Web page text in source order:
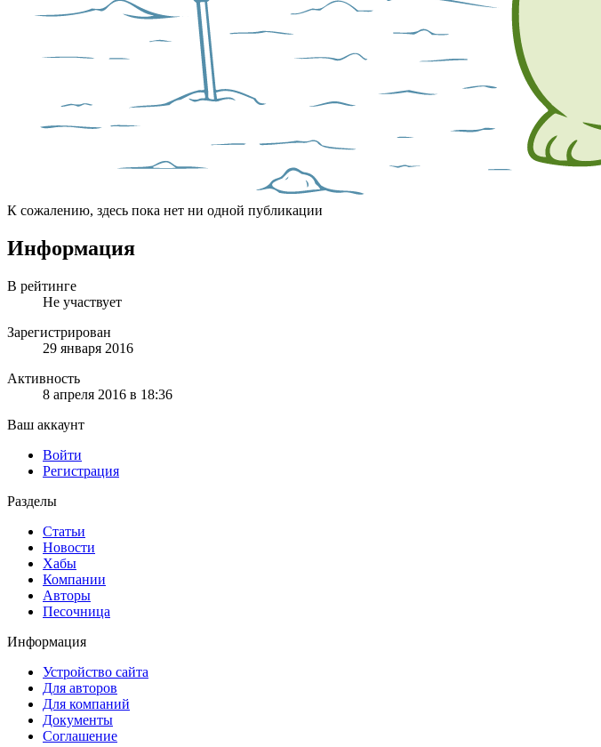
К сожалению, здесь пока нет ни одной публикации
Информация
В рейтинге
Не участвует
Зарегистрирован
29 января 2016
Активность
8 апреля 2016 в 18:36
Ваш аккаунт
Войти
Регистрация
Разделы
Статьи
Новости
Хабы
Компании
Авторы
Песочница
Информация
Устройство сайта
Для авторов
Для компаний
Документы
Соглашение